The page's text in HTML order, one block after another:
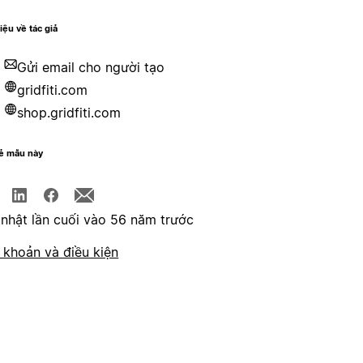
về tác giả
Gửi email cho người tạo
gridfiti.com
shop.gridfiti.com
mẫu này
lần cuối vào 56 năm trước
và điều kiện